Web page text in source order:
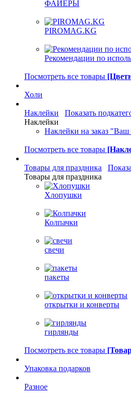
ФАЙЕРЫ
PIROMAG.KG
Рекомендации по
Посмотреть все товары
Холи
Наклейки
Показать
Наклейки
Наклейки на заказ "Ваш
Посмотреть все товары
Товары для праздника
Товары для праздника
Хлопушки
Колпачки
свечи
пакеты
открытки и конверты
гирлянды
Посмотреть все товары
Упаковка подарков
Разное